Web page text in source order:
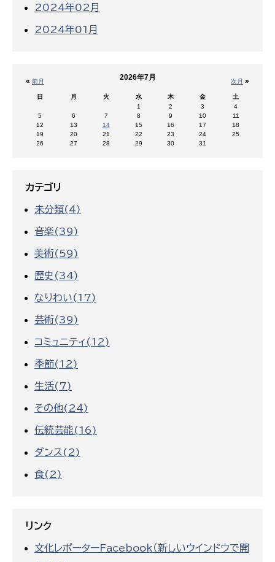
2024年02月
2024年01月
« 前月 次月 »
2026年7月
日 月 火 水 木 金
土
1
2 3
4
5
6 7 8 9 10
11
12
13 14 15 16 17
18
19
20 21 22 23 24
25
26
27 28 29 30 31
カテゴリ
未分類(4)
音楽(39)
美術(59)
歴史(34)
なりわい(17)
芸術(39)
コミュニティ(12)
季節(12)
生活(7)
その他(24)
伝統芸能(16)
ダンス(2)
食(2)
リンク
文化レポーターFacebook（新しいウインドウで開